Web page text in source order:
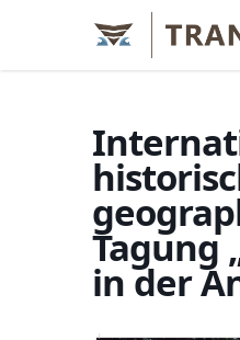
Tagung
in der